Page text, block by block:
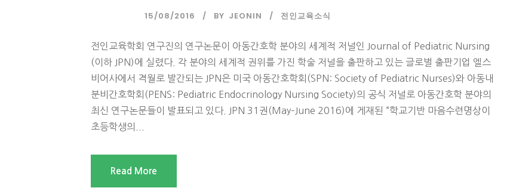
15/08/2016 BY JEONIN 전인교육소식
전인교육학회 연구진의 연구논문이 아동간호학 분야의 세계적 저널인 Journal of Pediatric Nursing
(이하 JPN)에 실렸다. 각 분야의 세계적 권위를 가진 학술 저널을 출판하고 있는 글로벌 출판기업 엘스
비어사에서 격월로 발간되는 JPN은 미국 아동간호학회(SPN: Society of Pediatric Nurses)와 아동내
분비간호학회(PENS: Pediatric Endocrinology Nursing Society)의 공식 저널로 아동간호학 분야의
최신 연구논문들이 발표되고 있다. JPN 31권(May–June 2016)에 게재된 “학교기반 마음수련명상이
초등학생의...
Read More